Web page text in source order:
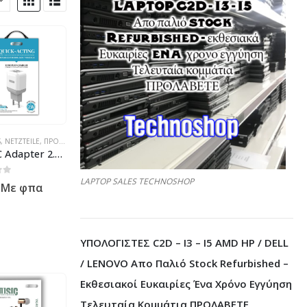
, NETZTEILE, ΠΡΟΪΌΝΤΑ ΠΛΗΡΟΦΟΡΙΚΉΣ - ΚΙΝΗΤΉΣ ΤΗΛΕΦΩΝΊΑΣ - ΗΛΕΚΤΡΟΝΙΚΆ
USB AC Adapter 2.1A for microUSB Device (YK-Design YKB-T30)
Με φπα
LAPTOP SALES TECHNOSHOP
ΥΠΟΛΟΓΙΣΤΕΣ C2D – I3 – I5 AMD HP / DELL
/ LENOVO Απο Παλιό Stock Refurbished –
Εκθεσιακοί Ευκαιρίες Ένα Χρόνο Εγγύηση
Τελευταία Κομμάτια ΠΡΟΛΑΒΕΤΕ